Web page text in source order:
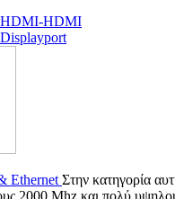
HDMI-HDMI
Ethernet Στην κατηγορία
2000 Mhz και πολύ